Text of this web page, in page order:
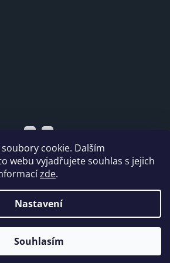
cookie. Dalším
webu vyjadřujete souhlas s jejich
zde.
Nastavení
Souhlasím
Vytvořil Shoptet
Dabi shop s.r.o.
vyhrazena.